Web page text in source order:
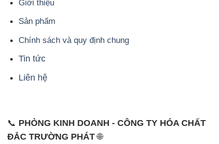
Giới thiệu
Sản phẩm
Chính sách và quy định chung
Tin tức
Liên hệ
📞 PHÒNG KINH DOANH - CÔNG TY HÓA CHẤT
ĐẮC TRƯỜNG PHÁT🌐